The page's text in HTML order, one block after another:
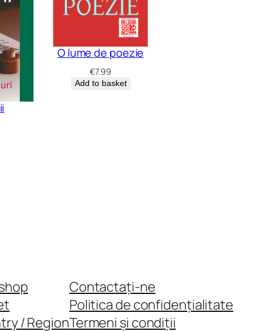
O lume de poezie
€7.99
Add to basket
/ Region
Contactați-ne
Politica de confidențialitate
Termeni și condiții